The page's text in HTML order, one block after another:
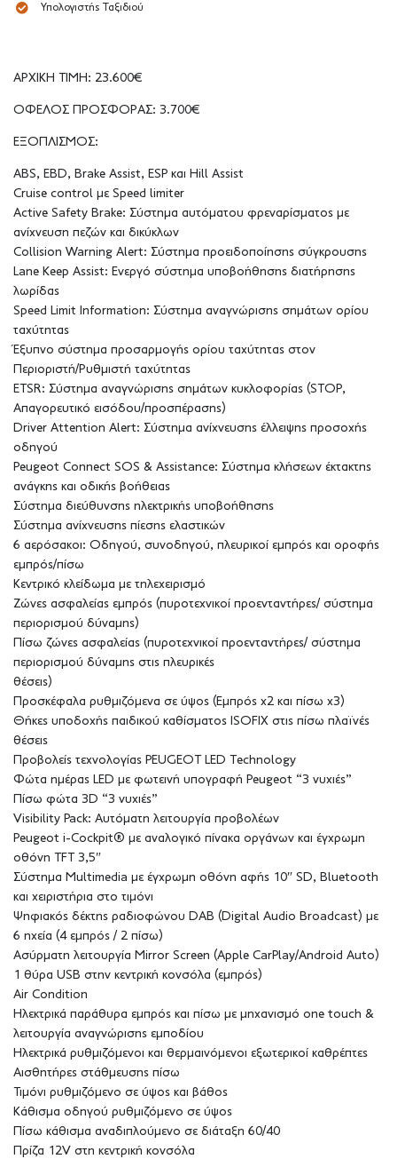
Υπολογιστής Ταξιδιού
ΑΡΧΙΚΗ ΤΙΜΗ: 23.600€
ΟΦΕΛΟΣ ΠΡΟΣΦΟΡΑΣ: 3.700€
ΕΞΟΠΛΙΣΜΟΣ:
ABS, EBD, Brake Assist, ESP και Hill Assist
Cruise control με Speed limiter
Active Safety Brake: Σύστημα αυτόματου φρεναρίσματος με
ανίχνευση πεζών και δικύκλων
Collision Warning Alert: Σύστημα προειδοποίησης σύγκρουσης
Lane Keep Assist: Ενεργό σύστημα υποβοήθησης διατήρησης
λωρίδας
Speed Limit Information: Σύστημα αναγνώρισης σημάτων ορίου
ταχύτητας
Έξυπνο σύστημα προσαρμογής ορίου ταχύτητας στον
Περιοριστή/Ρυθμιστή ταχύτητας
ETSR: Σύστημα αναγνώρισης σημάτων κυκλοφορίας (STOP,
Απαγορευτικό εισόδου/προσπέρασης)
Driver Attention Alert: Σύστημα ανίχνευσης έλλειψης προσοχής
οδηγού
Peugeot Connect SOS & Assistance: Σύστημα κλήσεων έκτακτης
ανάγκης και οδικής βοήθειας
Σύστημα διεύθυνσης ηλεκτρικής υποβοήθησης
Σύστημα ανίχνευσης πίεσης ελαστικών
6 αερόσακοι: Οδηγού, συνοδηγού, πλευρικοί εμπρός και οροφής
εμπρός/πίσω
Κεντρικό κλείδωμα με τηλεχειρισμό
Ζώνες ασφαλείας εμπρός (πυροτεχνικοί προενταντήρες/ σύστημα
περιορισμού δύναμης)
Πίσω ζώνες ασφαλείας (πυροτεχνικοί προενταντήρες/ σύστημα
περιορισμού δύναμης στις πλευρικές
θέσεις)
Προσκέφαλα ρυθμιζόμενα σε ύψος (Εμπρός x2 και πίσω x3)
Θήκες υποδοχής παιδικού καθίσματος ISOFIX στις πίσω πλαϊνές
θέσεις
Προβολείς τεχνολογίας PEUGEOT LED Technology
Φώτα ημέρας LED με φωτεινή υπογραφή Peugeot “3 νυχιές”
Πίσω φώτα 3D “3 νυχιές”
Visibility Pack: Αυτόματη λειτουργία προβολέων
Peugeot i-Cockpit® με αναλογικό πίνακα οργάνων και έγχρωμη
οθόνη TFT 3,5″
Σύστημα Multimedia με έγχρωμη οθόνη αφής 10″ SD, Bluetooth
και χειριστήρια στο τιμόνι
Ψηφιακός δέκτης ραδιοφώνου DAB (Digital Audio Broadcast) με
6 ηχεία (4 εμπρός / 2 πίσω)
Ασύρματη λειτουργία Mirror Screen (Apple CarPlay/Android Auto)
1 θύρα USB στην κεντρική κονσόλα (εμπρός)
Air Condition
Ηλεκτρικά παράθυρα εμπρός και πίσω με μηχανισμό one touch &
λειτουργία αναγνώρισης εμποδίου
Ηλεκτρικά ρυθμιζόμενοι και θερμαινόμενοι εξωτερικοί καθρέπτες
Αισθητήρες στάθμευσης πίσω
Τιμόνι ρυθμιζόμενο σε ύψος και βάθος
Κάθισμα οδηγού ρυθμιζόμενο σε ύψος
Πίσω κάθισμα αναδιπλούμενο σε διάταξη 60/40
Πρίζα 12V στη κεντρική κονσόλα